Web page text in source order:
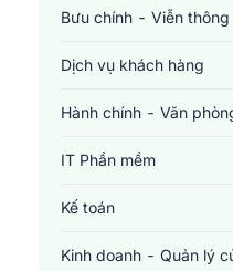
Bưu chính - Viễn thông
Dịch vụ khách hàng
Hành chính - Văn
IT Phần mềm
Kế toán
Kinh doanh - Quản lý